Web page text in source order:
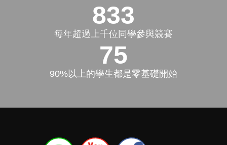
1000+
每年超過上千位同學參與競賽
90%
90%以上的學生都是零基礎開始